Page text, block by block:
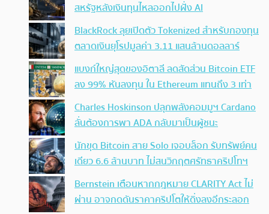
สหรัฐหลังเงินทุนไหลออกไปฝั่ง AI
BlackRock ลุยเปิดตัว Tokenized สำหรับกองทุน
ตลาดเงินยุโรปมูลค่า 3.11 แสนล้านดอลลาร์
แบงก์ใหญ่สุดของอิตาลี ลดสัดส่วน Bitcoin ETF
ลง 99% หันลงทุน ใน Ethereum แทนถึง 3 เท่า
Charles Hoskinson ปลุกพลังคอมมูฯ Cardano
ลั่นต้องการพา ADA กลับมาเป็นผู้ชนะ
นักขุด Bitcoin สาย Solo เจอบล็อก รับทรัพย์คน
เดียว 6.6 ล้านบาท ไม่สนวิกฤตศรัทธาคริปโทฯ
Bernstein เตือนหากกฎหมาย CLARITY Act ไม่
ผ่าน อาจกดดันราคาคริปโตให้ดิ่งลงอีกระลอก